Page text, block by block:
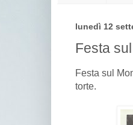
lunedì 12
Festa
Festa sul
torte.